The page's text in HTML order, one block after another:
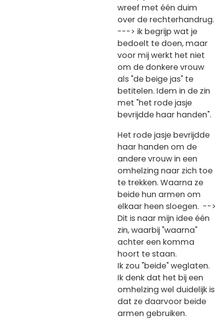
wreef met één duim
over de rechterhandrug.
---> ik begrijp wat je
bedoelt te doen, maar
voor mij werkt het niet
om de donkere vrouw
als "de beige jas" te
betitelen. Idem in de zin
met "het rode jasje
bevrijdde haar handen".
Het rode jasje bevrijdde
haar handen om de
andere vrouw in een
omhelzing naar zich toe
te trekken. Waarna ze
beide hun armen om
elkaar heen sloegen. -->
Dit is naar mijn idee één
zin, waarbij "waarna"
achter een komma
hoort te staan.
Ik zou "beide" weglaten.
Ik denk dat het bij een
omhelzing wel duidelijk is
dat ze daarvoor beide
armen gebruiken.